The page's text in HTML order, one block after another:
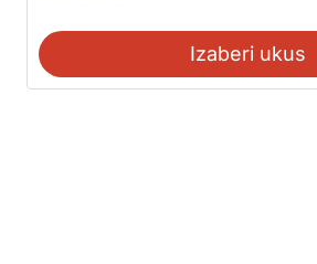
Izaberi ukus